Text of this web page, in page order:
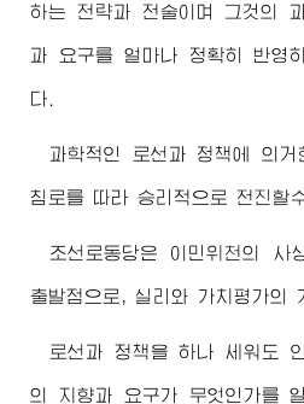
하는 전략과 전술이며 그것의
과 요구를 얼마나 정확히 반영
다.
과학적인 로선과 정책에 의
침로를 따라 승리적으로 전진할
조선로동당은 이민위천의 사
출발점으로, 실리와 가치평가의
로선과 정책을 하나 세워도
의 지향과 요구가 무엇인가를